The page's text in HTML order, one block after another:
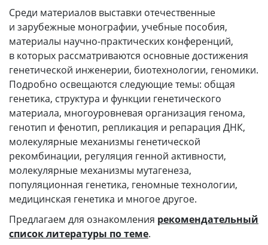
Среди материалов выставки отечественные
и зарубежные монографии, учебные пособия,
материалы научно-практических конференций,
в которых рассматриваются основные достижения
генетической инженерии, биотехнологии, геномики.
Подробно освещаются следующие темы: общая
генетика, структура и функции генетического
материала, многоуровневая организация генома,
генотип и фенотип, репликация и репарация ДНК,
молекулярные механизмы генетической
рекомбинации, регуляция генной активности,
молекулярные механизмы мутагенеза,
популяционная генетика, геномные технологии,
медицинская генетика и многое другое.
Предлагаем для ознакомления рекомендательный
список литературы по теме.